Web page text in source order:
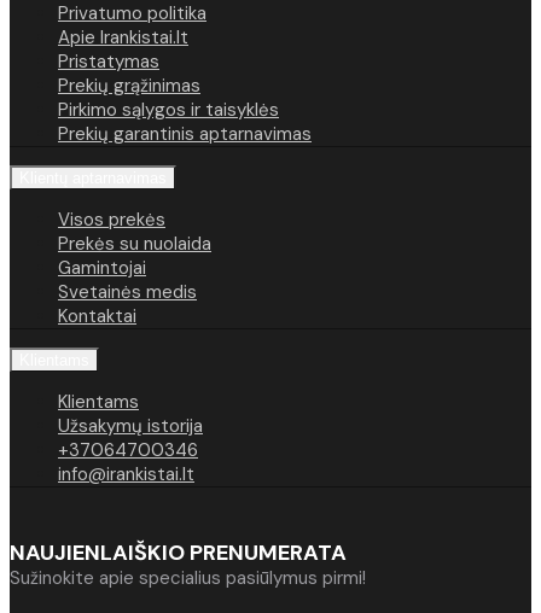
Privatumo politika
Apie Irankistai.lt
Pristatymas
Prekių grąžinimas
Pirkimo sąlygos ir taisyklės
Prekių garantinis aptarnavimas
Visos prekės
Prekės su nuolaida
Gamintojai
Svetainės medis
Kontaktai
Klientams
Užsakymų istorija
+37064700346
info@irankistai.lt
NAUJIENLAIŠKIO PRENUMERATA
Sužinokite apie specialius pasiūlymus pirmi!